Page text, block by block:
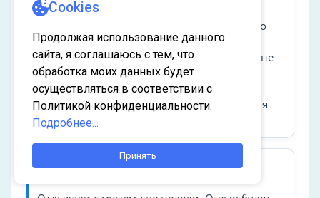
Wi-Fi на территории
Бассейн
Кондиционер
Ресторан
Бар
Парковка
Спортивные мероприятия
выбрать себе что-то не будет. что касается
развлечений, то все платное. больше всего
подвигов в шок то, что за игру в теннис и
бильярд надо платить. с таким еще нигде не
сталкивались. бассейн также платный. из
бесплатных развлечений- это батут и
небольшая игровая площадка на улице для
детей.
С Сергей Т. Яндекс Карты
Этот объект пользуется спросом! За
раза